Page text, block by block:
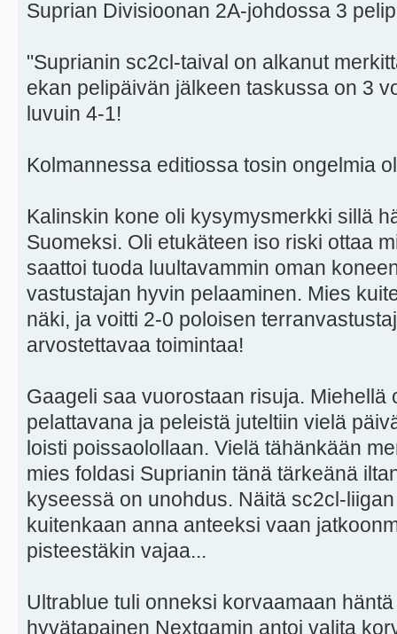
Suprian Divisioonan 2A-johdossa 3
"Suprianin sc2cl-taival on alkanut
ekan pelipäivän jälkeen taskussa on 3
luvuin 4-1!
Kolmannessa editiossa tosin ongelmia
Kalinskin kone oli kysymysmerkki sillä
Suomeksi. Oli etukäteen iso riski ottaa
saattoi tuoda luultavammin oman
vastustajan hyvin pelaaminen. Mies
näki, ja voitti 2-0 poloisen
arvostettavaa toimintaa!
Gaageli saa vuorostaan risuja. Miehellä
pelattavana ja peleistä juteltiin vielä
loisti poissaolollaan. Vielä tähänkään
mies foldasi Suprianin tänä tärkeänä
kyseessä on unohdus. Näitä sc2cl-
kuitenkaan anna anteeksi vaan
pisteestäkin vajaa...
Ultrablue tuli onneksi korvaamaan
hyvätapainen Nextgamin antoi valita